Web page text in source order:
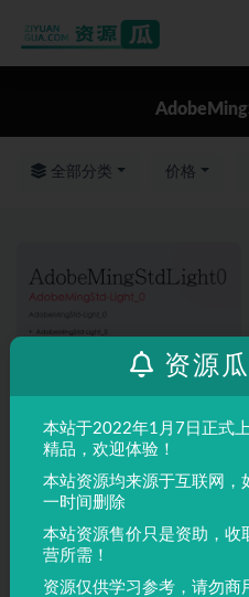
全部分类 价格
英文字体
AdobeMingStd-Light_0
资源
本站于2022年1月7日正式
精品，欢迎体验！
本站资源均来源于互联网，
一时间删除
本站资源售价只是资助，收
营所需！
资源仅供学习参考，请勿商